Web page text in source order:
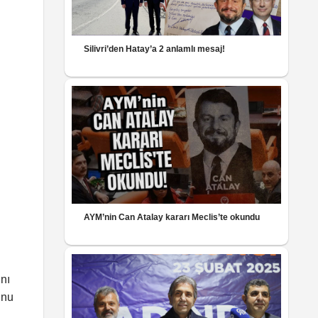
Silivri’den Hatay’a 2 anlamlı mesaj!
AYM’nin Can Atalay kararı Meclis’te okundu